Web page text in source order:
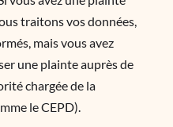
traitons vos données,
mais vous avez
une plainte auprès de
chargée de la
le CEPD).